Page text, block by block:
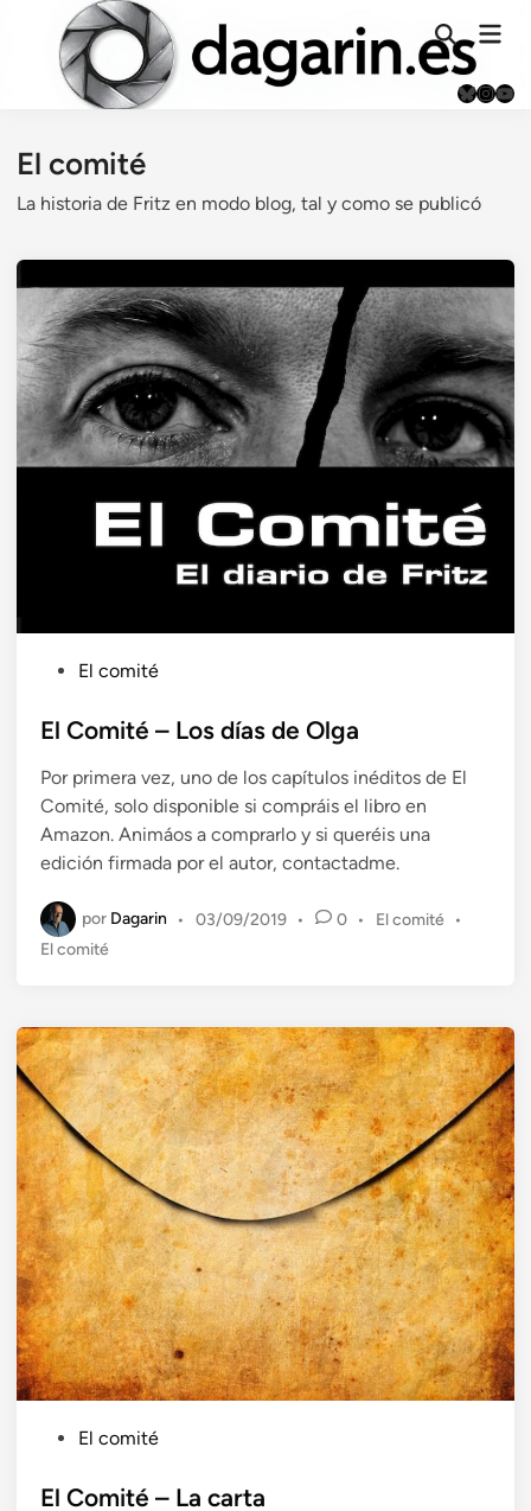
contenido
Abrir
búsqueda
Bluesky
El comité
La historia de Fritz en modo blog, tal y como se publicó
b
i
c
a
d
e
n
El comité
El Comité – Los días de Olga
Por primera vez, uno de los capítulos inéditos de El
Comité, solo disponible si compráis el libro en
Amazon. Animáos a comprarlo y si queréis una
edición firmada por el autor, contactadme.
por Dagarin • 03/09/2019 • 0 •
P
c
a
d
o
e
n
El comité
•
El comité
b
El comité
El Comité – La carta